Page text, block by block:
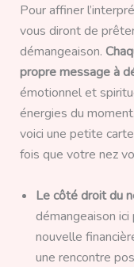
Pour affiner
vous diront de
démangeaison.
propre message à
émotionnel et
énergies du
voici une petite
fois que votre nez
Le côté droit du
démangeaison ici
nouvelle
une rencontre